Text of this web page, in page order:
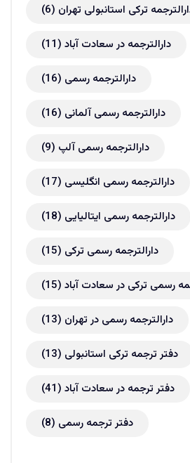
ترکی استانبولی تهران (6)
دارالترجمه در سعادت آباد (11)
دارالترجمه رسمی (16)
دارالترجمه رسمی آلمانی (16)
دارالترجمه رسمی آلپ (9)
دارالترجمه رسمی انگلیسی (17)
دارالترجمه رسمی ایتالیایی (18)
دارالترجمه رسمی ترکی (15)
رسمی ترکی در سعادت آباد (15)
دارالترجمه رسمی در تهران (13)
دفتر ترجمه ترکی استانبولی (13)
دفتر ترجمه در سعادت آباد (41)
دفتر ترجمه رسمی (8)